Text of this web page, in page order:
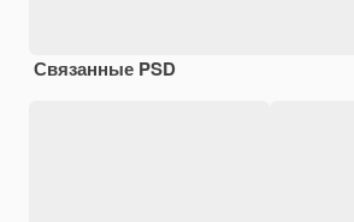
Связанные PSD